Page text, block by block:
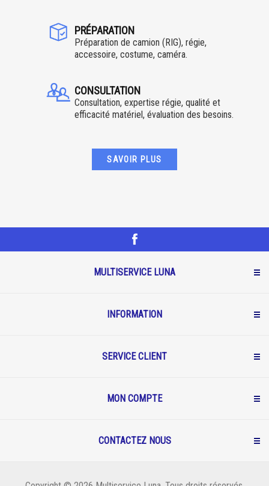
PRÉPARATION
Préparation de camion (RIG), régie,
accessoire, costume, caméra.
CONSULTATION
Consultation, expertise régie, qualité et
efficacité matériel, évaluation des besoins.
SAVOIR PLUS
MULTISERVICE LUNA
INFORMATION
SERVICE CLIENT
MON COMPTE
CONTACTEZ NOUS